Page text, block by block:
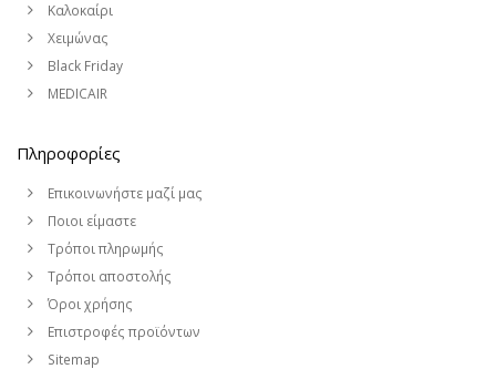
Καλοκαίρι
Χειμώνας
Black Friday
MEDICAIR
Πληροφορίες
Επικοινωνήστε μαζί μας
Ποιοι είμαστε
Τρόποι πληρωμής
Τρόποι αποστολής
Όροι χρήσης
Επιστροφές προϊόντων
Sitemap